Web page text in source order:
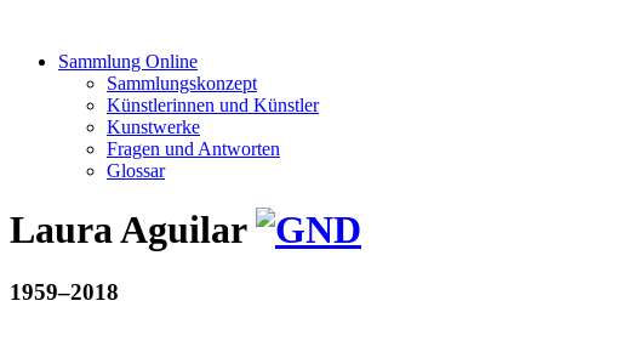
Sammlung Online
Sammlungskonzept
Künstlerinnen und Künstler
Kunstwerke
Fragen und Antworten
Glossar
Laura Aguilar
1959–2018